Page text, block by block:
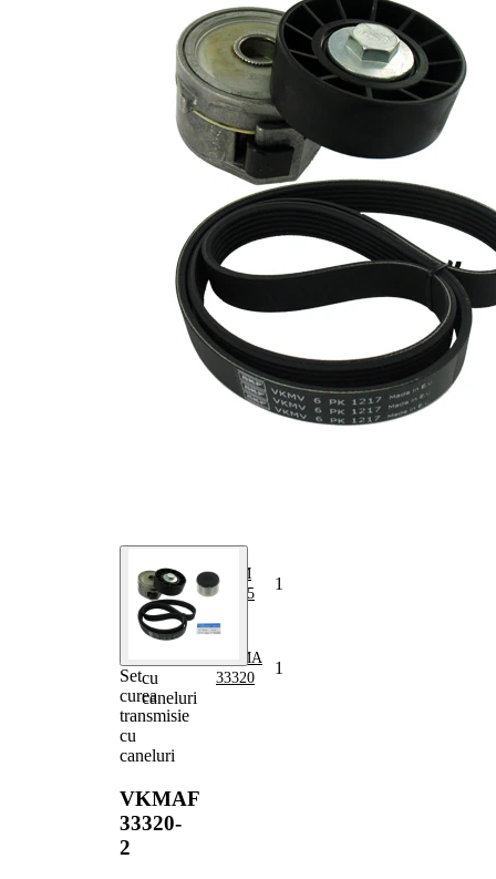
Set
curea
transmisie
cu
caneluri
VKMAF
33320-
2
Diametru
interior
17 mm
Diametru
exterior
59 mm
SVHC
Nu sunt
disponibile
substante
SVHC
producator
F-
236591.01
ptr. numar
producator
F-
236591.02
ptr. numar
producator
236591.04
ptr. numar
producator
F-
236591.06
EPDM
(etilen
propilen
roata
libera,
generator
VKM
03305
1
Set curea
cu
caneluri
VKMA
33320
1